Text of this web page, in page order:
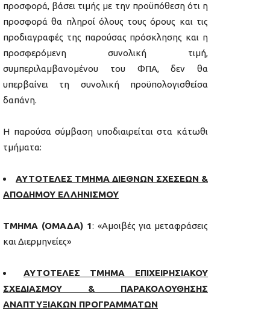
προσφορά, βάσει τιμής με την προϋπόθεση ότι η
προσφορά θα πληροί όλους τους όρους και τις
προδιαγραφές της παρούσας πρόσκλησης και η
προσφερόμενη συνολική τιμή,
συμπεριλαμβανομένου του ΦΠΑ, δεν θα
υπερβαίνει τη συνολική προϋπολογισθείσα
δαπάνη.
Η παρούσα σύμβαση υποδιαιρείται στα κάτωθι
τμήματα:
ΑΥΤΟΤΕΛΕΣ ΤΜΗΜΑ ΔΙΕΘΝΩΝ ΣΧΕΣΕΩΝ &
ΑΠΟΔΗΜΟΥ ΕΛΛΗΝΙΣΜΟΥ
ΤΜΗΜΑ (ΟΜΑΔΑ) 1: «Αμοιβές για μεταφράσεις
και Διερμηνείες»
ΑΥΤΟΤΕΛΕΣ ΤΜΗΜΑ ΕΠΙΧΕΙΡΗΣΙΑΚΟΥ
ΣΧΕΔΙΑΣΜΟΥ & ΠΑΡΑΚΟΛΟΥΘΗΣΗΣ
ΑΝΑΠΤΥΞΙΑΚΩΝ ΠΡΟΓΡΑΜΜΑΤΩΝ